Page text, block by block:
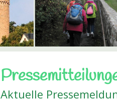
Aktuelle